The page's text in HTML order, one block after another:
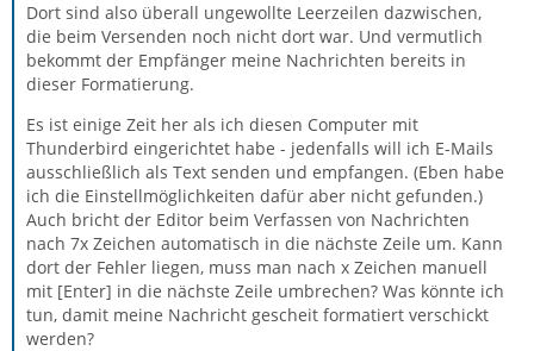
Dort sind also überall ungewollte Leerzeilen dazwischen,
die beim Versenden noch nicht dort war. Und vermutlich
bekommt der Empfänger meine Nachrichten bereits in
dieser Formatierung.
Es ist einige Zeit her als ich diesen Computer mit
Thunderbird eingerichtet habe - jedenfalls will ich E-Mails
ausschließlich als Text senden und empfangen. (Eben habe
ich die Einstellmöglichkeiten dafür aber nicht gefunden.)
Auch bricht der Editor beim Verfassen von Nachrichten
nach 7x Zeichen automatisch in die nächste Zeile um. Kann
dort der Fehler liegen, muss man nach x Zeichen manuell
mit [Enter] in die nächste Zeile umbrechen? Was könnte ich
tun, damit meine Nachricht gescheit formatiert verschickt
werden?